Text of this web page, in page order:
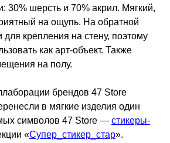
30% шерсть и 70% акрил. Мягкий,
на ощупь. На обратной
для крепления на стену, поэтому
как арт-объект. Также
на полу.
брендов 47 Store
в мягкие изделия один
символов 47 Store — стикеры-
«Cупер_стикер_стар».